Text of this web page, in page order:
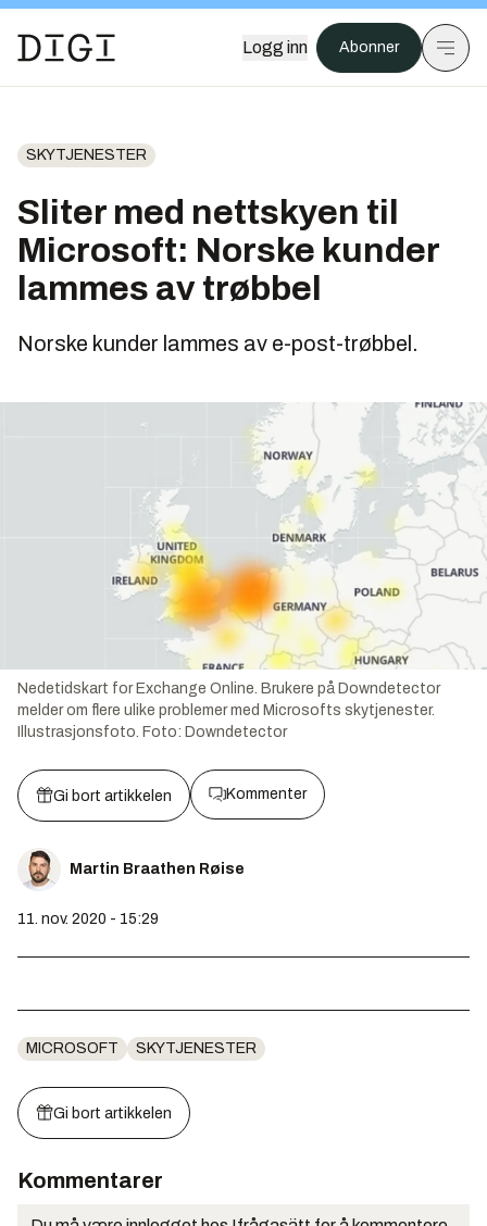
Logg inn Abonner
SKYTJENESTER
Sliter med nettskyen til
Microsoft: Norske kunder
lammes av trøbbel
Norske kunder lammes av e-post-trøbbel.
Nedetidskart for Exchange Online. Brukere på Downdetector
melder om flere ulike problemer med Microsofts skytjenester.
Illustrasjonsfoto. Foto: Downdetector
Gi bort artikkelen Kommenter
Martin Braathen Røise
11. nov. 2020 - 15:29
MICROSOFT SKYTJENESTER
Gi bort artikkelen
Kommentarer